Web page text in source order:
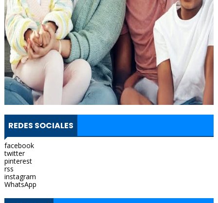
REDES SOCIALES
facebook
twitter
pinterest
rss
instagram
WhatsApp